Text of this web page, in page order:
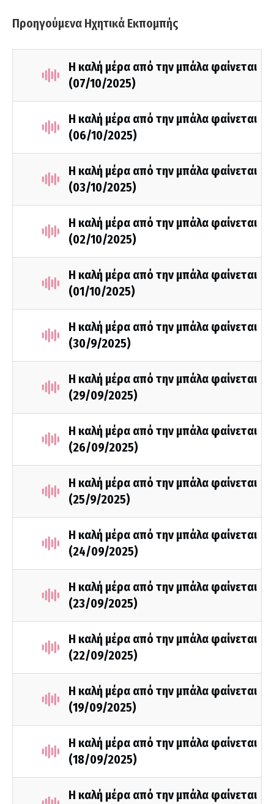
Προηγούμενα Ηχητικά Εκπομπής
Η καλή μέρα από την μπάλα φαίνεται
(07/10/2025)
Η καλή μέρα από την μπάλα φαίνεται
(06/10/2025)
Η καλή μέρα από την μπάλα φαίνεται
(03/10/2025)
Η καλή μέρα από την μπάλα φαίνεται
(02/10/2025)
Η καλή μέρα από την μπάλα φαίνεται
(01/10/2025)
Η καλή μέρα από την μπάλα φαίνεται
(30/9/2025)
Η καλή μέρα από την μπάλα φαίνεται
(29/09/2025)
Η καλή μέρα από την μπάλα φαίνεται
(26/09/2025)
Η καλή μέρα από την μπάλα φαίνεται
(25/9/2025)
Η καλή μέρα από την μπάλα φαίνεται
(24/09/2025)
Η καλή μέρα από την μπάλα φαίνεται
(23/09/2025)
Η καλή μέρα από την μπάλα φαίνεται
(22/09/2025)
Η καλή μέρα από την μπάλα φαίνεται
(19/09/2025)
Η καλή μέρα από την μπάλα φαίνεται
(18/09/2025)
Η καλή μέρα από την μπάλα φαίνεται